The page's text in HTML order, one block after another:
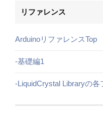
リファレンス
ArduinoリファレンスTop
-基礎編1
-LiquidCrystal Libraryの各